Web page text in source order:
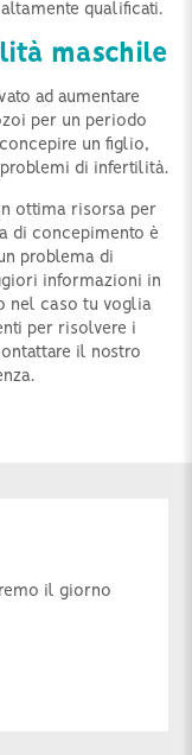
qualificati.
maschile
ad aumentare
per un periodo
un figlio,
di infertilità.
ottima risorsa per
di concepimento è
problema di
informazioni in
nel caso tu voglia
per risolvere i
il nostro
il giorno